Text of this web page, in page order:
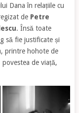
Dana în relațiile cu
de Petre
. Însă toate
să fie justificate și
printre hohote de
de viață,